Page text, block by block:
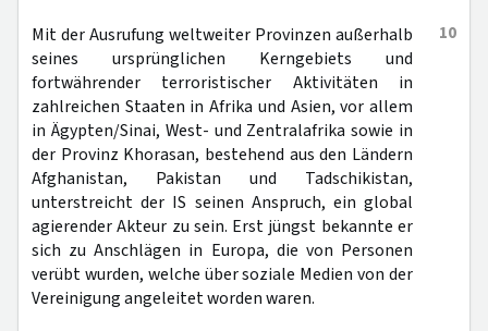
10
Mit der Ausrufung weltweiter Provinzen außerhalb
seines ursprünglichen Kerngebiets und
fortwährender terroristischer Aktivitäten in
zahlreichen Staaten in Afrika und Asien, vor allem
in Ägypten/Sinai, West- und Zentralafrika sowie in
der Provinz Khorasan, bestehend aus den Ländern
Afghanistan, Pakistan und Tadschikistan,
unterstreicht der IS seinen Anspruch, ein global
agierender Akteur zu sein. Erst jüngst bekannte er
sich zu Anschlägen in Europa, die von Personen
verübt wurden, welche über soziale Medien von der
Vereinigung angeleitet worden waren.